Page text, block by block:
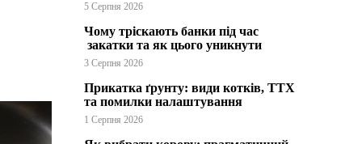
5 Серпня 2026
Чому тріскають банки під час
закатки та як цього уникнути
3 Серпня 2026
Прикатка ґрунту: види котків, ТТХ
та помилки налаштування
1 Серпня 2026